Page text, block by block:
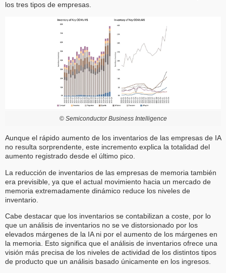
los tres tipos de empresas.
© Semiconductor Business Intelligence
Aunque el rápido aumento de los inventarios de las empresas de IA
no resulta sorprendente, este incremento explica la totalidad del
aumento registrado desde el último pico.
La reducción de inventarios de las empresas de memoria también
era previsible, ya que el actual movimiento hacia un mercado de
memoria extremadamente dinámico reduce los niveles de
inventario.
Cabe destacar que los inventarios se contabilizan a coste, por lo
que un análisis de inventarios no se ve distorsionado por los
elevados márgenes de la IA ni por el aumento de los márgenes en
la memoria. Esto significa que el análisis de inventarios ofrece una
visión más precisa de los niveles de actividad de los distintos tipos
de producto que un análisis basado únicamente en los ingresos.